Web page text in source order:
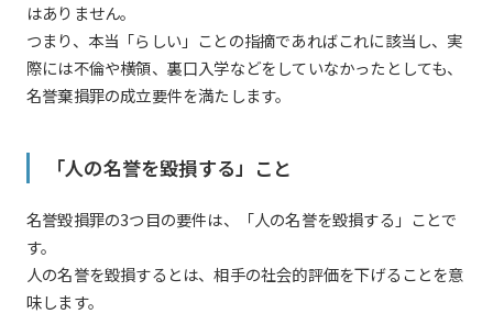
はありません。
つまり、本当「らしい」ことの指摘であればこれに該当し、実
際には不倫や横領、裏口入学などをしていなかったとしても、
名誉棄損罪の成立要件を満たします。
「人の名誉を毀損する」こと
名誉毀損罪の3つ目の要件は、「人の名誉を毀損する」ことで
す。
人の名誉を毀損するとは、相手の社会的評価を下げることを意
味します。